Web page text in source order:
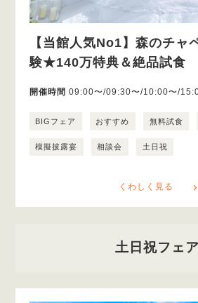
【当館人気No1】森のチャ
験★140万特典＆絶品試食
開催時間 09:00〜/09:30〜/10:00〜/
BIGフェア おすすめ 無料試食
模擬披露宴 相談会 土日祝
くわしく見る
土日祝フェア